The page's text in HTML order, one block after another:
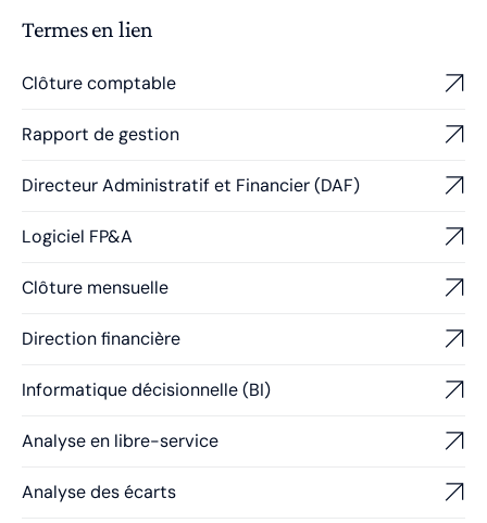
Termes en lien
Clôture comptable
Rapport de gestion
Directeur Administratif et Financier (DAF)
Logiciel FP&A
Clôture mensuelle
Direction financière
Informatique décisionnelle (BI)
Analyse en libre-service
Analyse des écarts